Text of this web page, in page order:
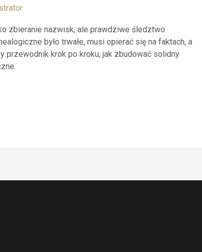
zbieranie nazwisk, ale prawdziwe śledztwo
było trwałe, musi opierać się na faktach, a
przewodnik krok po kroku, jak zbudować solidny